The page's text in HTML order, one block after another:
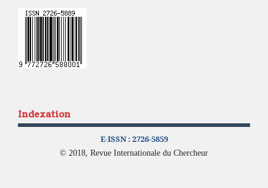
Indexation
E-ISSN : 2726-5859
© 2018, Revue Internationale du Chercheur